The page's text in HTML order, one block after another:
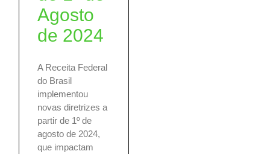
Agosto
de 2024
A Receita Federal
do Brasil
implementou
novas diretrizes a
partir de 1º de
agosto de 2024,
que impactam